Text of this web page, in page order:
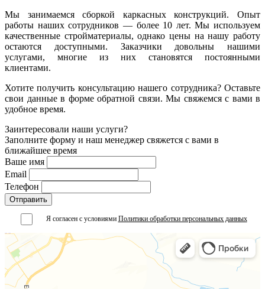
Мы занимаемся сборкой каркасных конструкций. Опыт
работы наших сотрудников — более 10 лет. Мы используем
качественные стройматериалы, однако цены на нашу работу
остаются доступными. Заказчики довольны нашими
услугами, многие из них становятся постоянными
клиентами.
Хотите получить консультацию нашего сотрудника? Оставьте
свои данные в форме обратной связи. Мы свяжемся с вами в
удобное время.
Заинтересовали наши услуги?
Заполните форму и наш менеджер свяжется с вами в
ближайшее время
Ваше имя
Email
Телефон
Я согласен с условиями Политики обработки персональных данных